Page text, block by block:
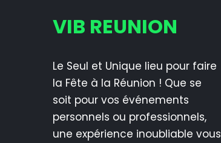
VIB REUNION
Le Seul et Unique lieu pour faire
la Fête à la Réunion ! Que se
soit pour vos événements
personnels ou professionnels,
une expérience inoubliable vous